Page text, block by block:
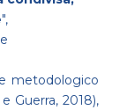
",
metodologico
Guerra, 2018),